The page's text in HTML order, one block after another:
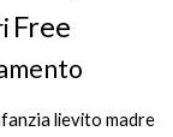
Free
lievito madre